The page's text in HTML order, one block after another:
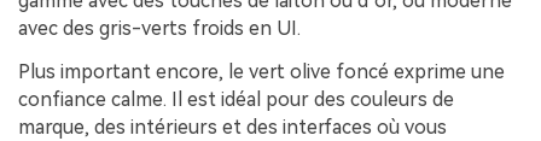
avec des gris-verts froids en UI.
Plus important encore, le vert olive foncé exprime une
confiance calme. Il est idéal pour des couleurs de
marque, des intérieurs et des interfaces où vous